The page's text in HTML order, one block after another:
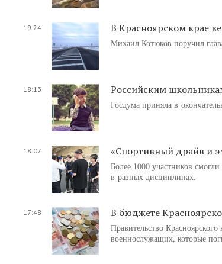
19:24 В Красноярском крае
Михаил Котюков поручил
18:13 Российским
Госдума приняла в
18:07 «Спортивный драйв и
Более 1000 участников
в разных дисциплинах.
17:48 В бюджете
Правительство
военнослужащих, которые